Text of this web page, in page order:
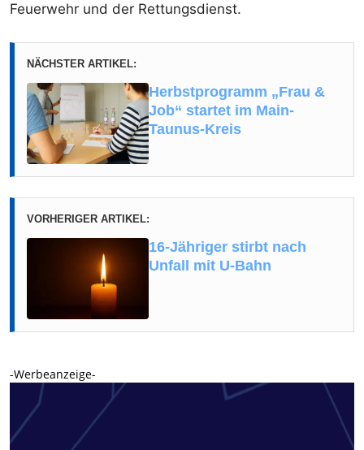
Feuerwehr und der Rettungsdienst.
NÄCHSTER ARTIKEL:
Herbstprogramm „Frau &
Job“ startet im Main-
Taunus-Kreis
VORHERIGER ARTIKEL:
16-Jähriger stirbt nach
Unfall mit U-Bahn
-Werbeanzeige-